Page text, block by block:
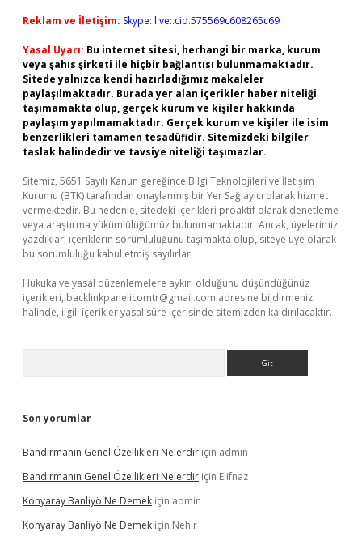
Reklam ve İletişim: Skype: live:.cid.575569c608265c69
Yasal Uyarı: Bu internet sitesi, herhangi bir marka, kurum
veya şahıs şirketi ile hiçbir bağlantısı bulunmamaktadır.
Sitede yalnızca kendi hazırladığımız makaleler
paylaşılmaktadır. Burada yer alan içerikler haber niteliği
taşımamakta olup, gerçek kurum ve kişiler hakkında
paylaşım yapılmamaktadır. Gerçek kurum ve kişiler ile isim
benzerlikleri tamamen tesadüfidir. Sitemizdeki bilgiler
taslak halindedir ve tavsiye niteliği taşımazlar.
Sitemiz, 5651 Sayılı Kanun gereğince Bilgi Teknolojileri ve İletişim
Kurumu (BTK) tarafından onaylanmış bir Yer Sağlayıcı olarak hizmet
vermektedir. Bu nedenle, sitedeki içerikleri proaktif olarak denetleme
veya araştırma yükümlülüğümüz bulunmamaktadır. Ancak, üyelerimiz
yazdıkları içeriklerin sorumluluğunu taşımakta olup, siteye üye olarak
bu sorumluluğu kabul etmiş sayılırlar.
Hukuka ve yasal düzenlemelere aykırı olduğunu düşündüğünüz
içerikleri, backlinkpanelicomtr@gmail.com adresine bildirmeniz
halinde, ilgili içerikler yasal süre içerisinde sitemizden kaldırılacaktır.
Son yorumlar
Bandırmanın Genel Özellikleri Nelerdir için admin
Bandırmanın Genel Özellikleri Nelerdir için Elifnaz
Konyaray Banliyö Ne Demek için admin
Konyaray Banliyö Ne Demek için Nehir